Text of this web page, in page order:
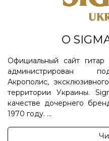
О
Официальный сайт
администрирован
Акрополис,
территории Украины.
качестве дочернего
1970 году. ...